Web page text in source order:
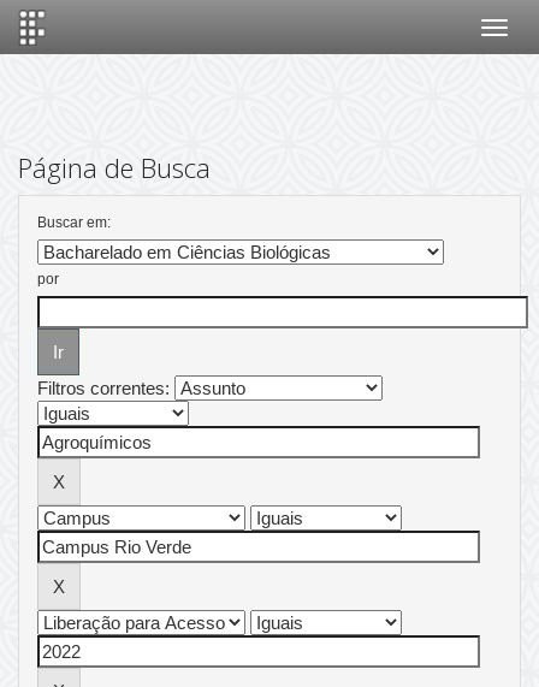
Página de Busca
Buscar em:
por
Filtros correntes: